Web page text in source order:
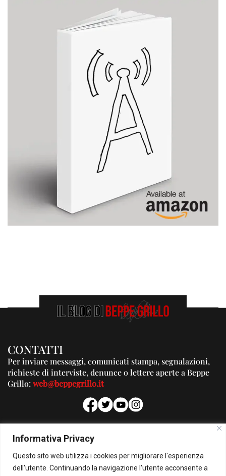
Informativa Privacy
Questo sito web utilizza i cookies per migliorare l'esperienza
dell'utente. Continuando la navigazione l'utente acconsente a
CONTATTI
Per inviare messaggi, comunicati stampa, segnalazioni,
richieste di interviste, denunce o lettere aperte a Beppe
Grillo:web@beppegrillo.it
PUBBLICITA'
Per la tua pubblicità su questo Blog:
pubblicita@beppegrillo.it